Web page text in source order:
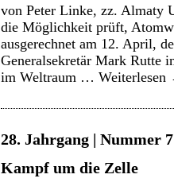
von Peter Linke, zz. Almaty
die Möglichkeit prüft,
ausgerechnet am 12. April,
Generalsekretär Mark Rutte
im Weltraum … Weiterlesen
28. Jahrgang | Nummer
Kampf um die Zelle